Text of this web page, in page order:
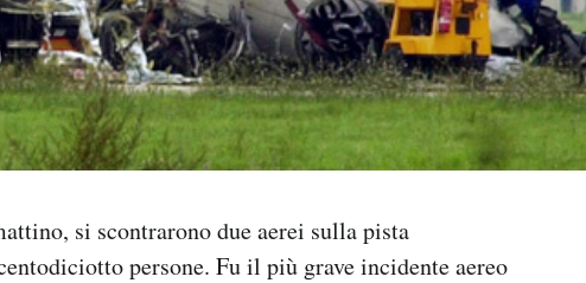
si scontrarono due aerei sulla pista
persone. Fu il più grave incidente aereo